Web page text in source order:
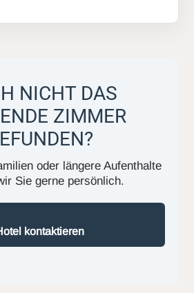
NICHT DAS
ZIMMER
oder längere Aufenthalte
Sie gerne persönlich.
kontaktieren